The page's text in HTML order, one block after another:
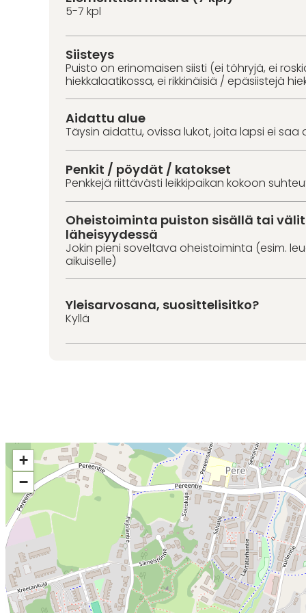
5-7 kpl
Siisteys
Puisto on erinomaisen siisti (ei töhryjä, ei
hiekkalaatikossa, ei rikkinäisiä / epäsiistejä
Aidattu alue
Täysin aidattu, ovissa lukot, joita lapsi ei saa
Penkit / pöydät / katokset
Penkkejä riittävästi leikkipaikan kokoon
Oheistoiminta puiston sisällä tai
läheisyydessä
Jokin pieni soveltava oheistoiminta (esim.
aikuiselle)
Yleisarvosana, suosittelisitko?
Kyllä
+
−